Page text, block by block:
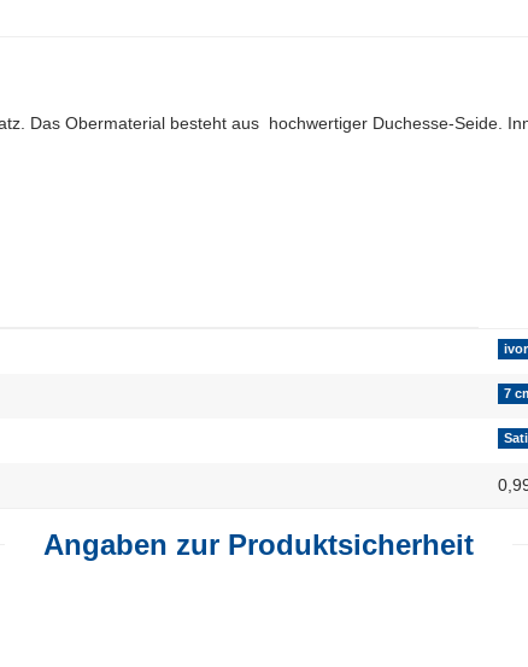
Das Obermaterial besteht aus hochwertiger Duchesse-Seide.
7
Angaben zur Produktsicherheit